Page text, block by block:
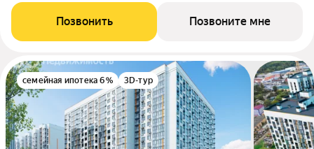
Позвонить Позвоните мне
семейная ипотека 6% 3D-тур